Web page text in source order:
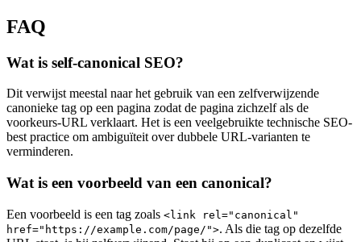
FAQ
Wat is self-canonical SEO?
Dit verwijst meestal naar het gebruik van een zelfverwijzende
canonieke tag op een pagina zodat de pagina zichzelf als de
voorkeurs-URL verklaart. Het is een veelgebruikte technische SEO-
best practice om ambiguïteit over dubbele URL-varianten te
verminderen.
Wat is een voorbeeld van een canonical?
Een voorbeeld is een tag zoals <link rel="canonical"
href="https://example.com/page/">. Als die tag op dezelfde